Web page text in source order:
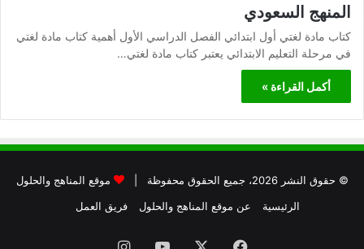
المنهج السعودي
كتاب مادة لغتي أول ابتدائي الفصل الدراسي الأول أهمية كتاب مادة لغتي
في مرحلة التعليم الابتدائي يعتبر كتاب مادة لغتي…
أكمل القراءة »
© حقوق النشر 2026، جميع الحقوق محفوظة |
موقع المناهج والحلول
الرئيسية
عن موقع المناهج والحلول فريق العمل
فيسبوك يوتيوبانستقرام